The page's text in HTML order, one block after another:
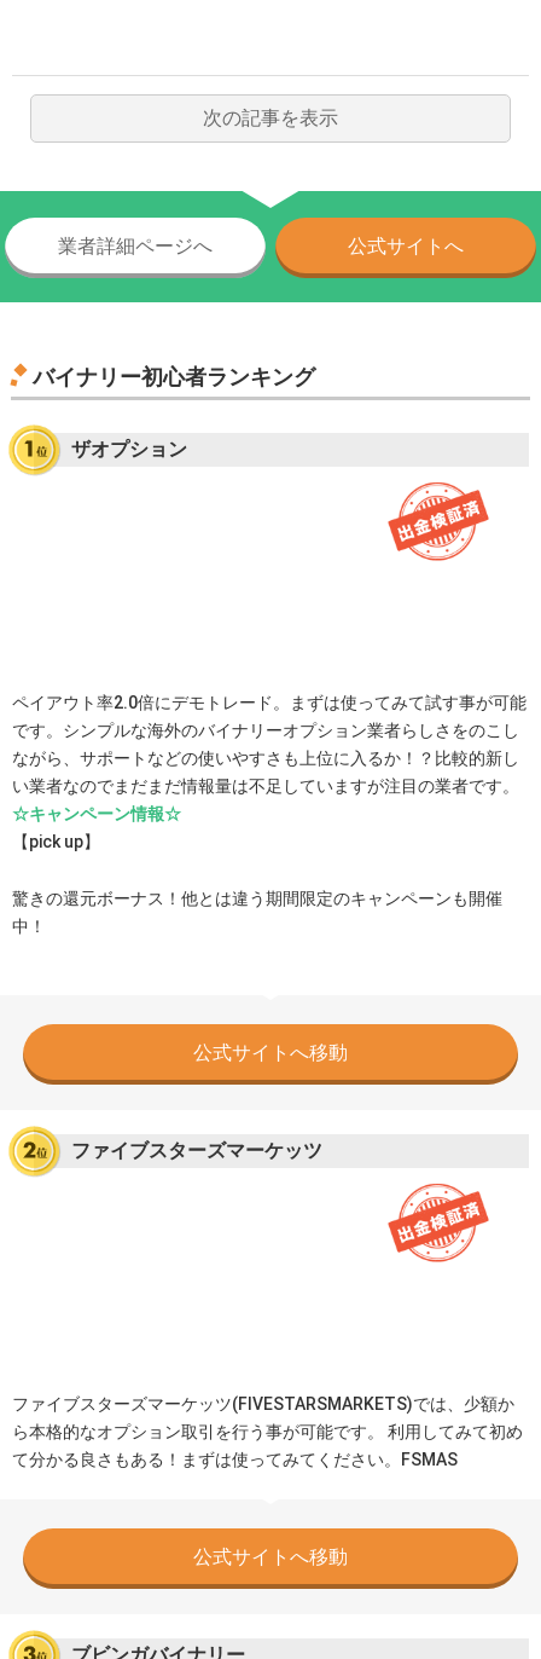
次の記事を表示
業者詳細ページへ 公式サイトへ
バイナリー初心者ランキング
ザオプション
ペイアウト率2.0倍にデモトレード。まずは使ってみて試す事が可能
です。シンプルな海外のバイナリーオプション業者らしさをのこし
ながら、サポートなどの使いやすさも上位に入るか！？比較的新し
い業者なのでまだまだ情報量は不足していますが注目の業者です。
☆キャンペーン情報☆
【pick up】
驚きの還元ボーナス！他とは違う期間限定のキャンペーンも開催
中！
公式サイトへ移動
ファイブスターズマーケッツ
ファイブスターズマーケッツ(FIVESTARSMARKETS)では、少額か
ら本格的なオプション取引を行う事が可能です。 利用してみて初め
て分かる良さもある！まずは使ってみてください。FSMAS
公式サイトへ移動
ブビンガバイナリー